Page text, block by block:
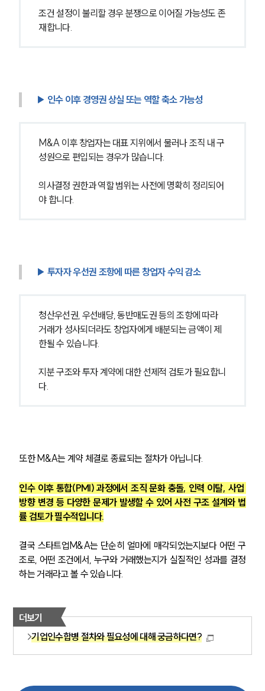
조건 설정이 불리할 경우 분쟁으로 이어질 가능성도 존
재합니다.
▶ 인수 이후 경영권 상실 또는 역할 축소 가능성
M&A 이후 창업자는 대표 지위에서 물러나 조직 내 구
성원으로 편입되는 경우가 많습니다.
의사결정 권한과 역할 범위는 사전에 명확히 정리되어
야 합니다.
▶ 투자자 우선권 조항에 따른 창업자 수익 감소
청산우선권, 우선배당, 동반매도권 등의 조항에 따라
거래가 성사되더라도 창업자에게 배분되는 금액이 제
한될 수 있습니다.
지분 구조와 투자 계약에 대한 선제적 검토가 필요합니
다.
또한 M&A는 계약 체결로 종료되는 절차가 아닙니다.
인수 이후 통합(PMI) 과정에서 조직 문화 충돌, 인력 이탈, 사업
방향 변경 등 다양한 문제가 발생할 수 있어 사전 구조 설계와 법
률 검토가 필수적입니다.
결국 스타트업M&A는 단순히 얼마에 매각되었는지보다 어떤 구
조로, 어떤 조건에서, 누구와 거래했는지가 실질적인 성과를 결정
하는 거래라고 볼 수 있습니다.
더보기
기업인수합병 절차와 필요성에 대해 궁금하다면?